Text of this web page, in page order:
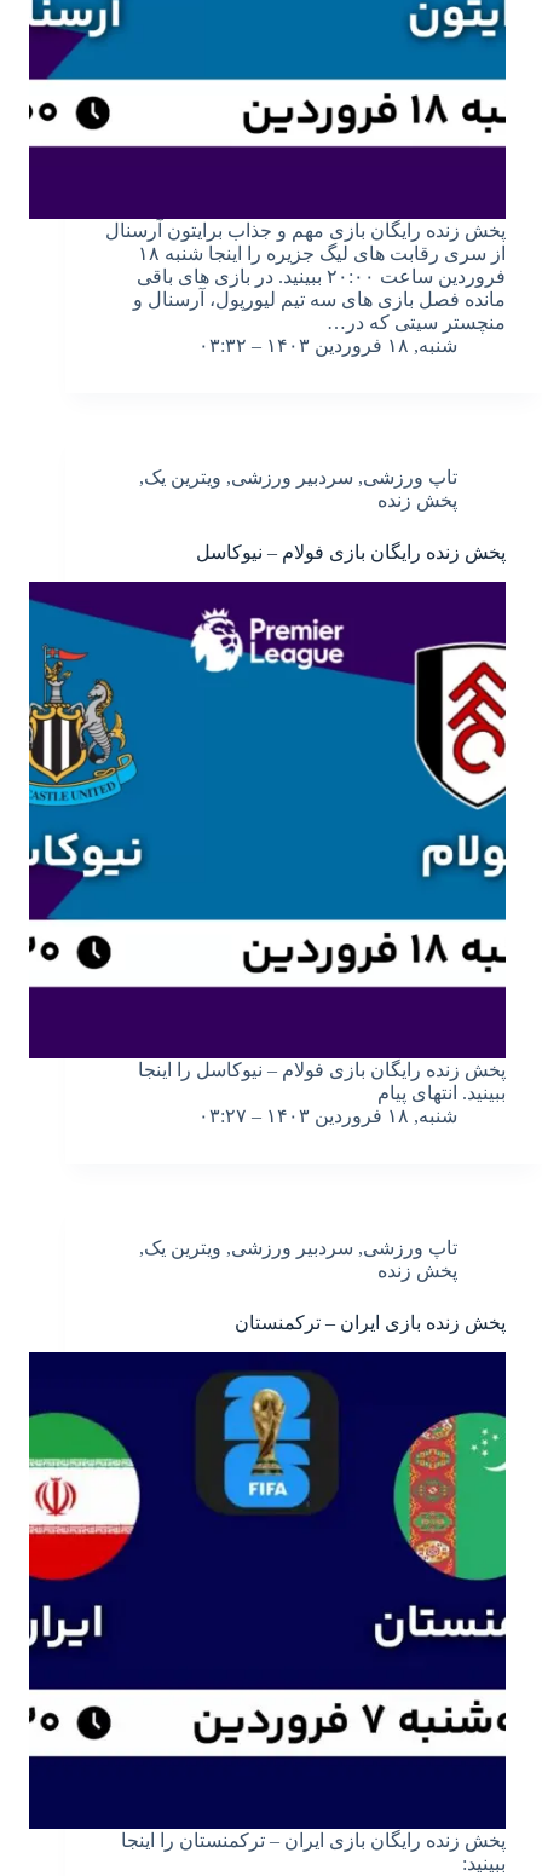
پخش زنده رایگان بازی مهم و جذاب برایتون آرسنال
از سری رقابت های لیگ جزیره را اینجا شنبه ۱۸
فروردین ساعت ۲۰:۰۰ ببینید. در بازی های باقی
مانده فصل بازی های سه تیم لیورپول، آرسنال و
منچستر سیتی که در…
شنبه, ۱۸ فروردین ۱۴۰۳ – ۰۳:۳۲
تاپ ورزشی, سردبیر ورزشی, ویترین یک,
پخش زنده
پخش زنده رایگان بازی فولام – نیوکاسل
پخش زنده رایگان بازی فولام – نیوکاسل را اینجا
ببینید. انتهای پیام
شنبه, ۱۸ فروردین ۱۴۰۳ – ۰۳:۲۷
تاپ ورزشی, سردبیر ورزشی, ویترین یک,
پخش زنده
پخش زنده بازی ایران – ترکمنستان
پخش زنده رایگان بازی ایران – ترکمنستان را اینجا
ببینید: